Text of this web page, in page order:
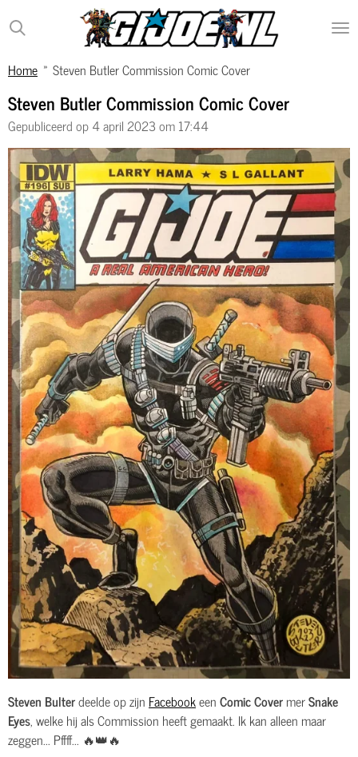
Ga
direct
de
hoofdinhoud
Home » Steven Butler Commission Comic Cover
Steven Butler Commission Comic Cover
Gepubliceerd op 4 april 2023 om 17:44
Steven Bulterdeelde op zijn FacebookeenComic CovermerSnake
Eyes, welke hij als Commission heeft gemaakt. Ik kan alleen maar
zeggen... Pffff... 🔥👑🔥